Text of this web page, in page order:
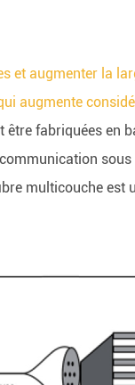
et augmenter la
augmente
être fabriquées en
multicouche est